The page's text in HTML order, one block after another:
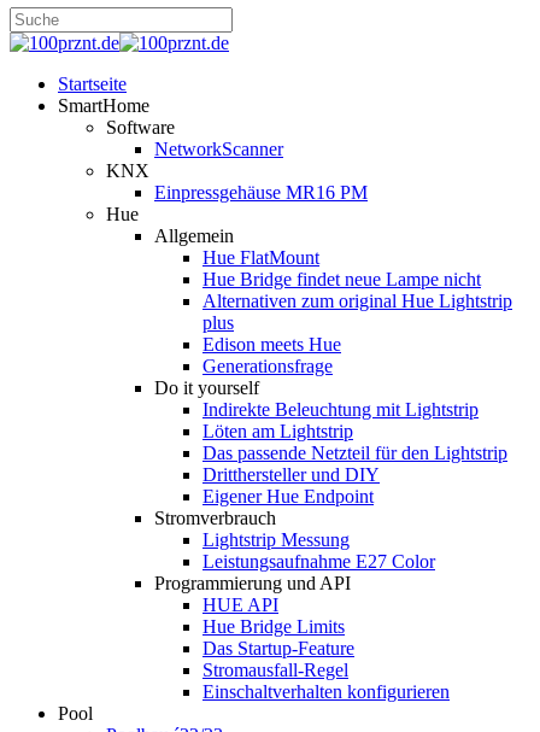
Startseite
SmartHome
Software
NetworkScanner
KNX
Einpressgehäuse MR16 PM
Hue
Allgemein
Hue FlatMount
Hue Bridge findet neue Lampe nicht
Alternativen zum original Hue Lightstrip
plus
Edison meets Hue
Generationsfrage
Do it yourself
Indirekte Beleuchtung mit Lightstrip
Löten am Lightstrip
Das passende Netzteil für den Lightstrip
Dritthersteller und DIY
Eigener Hue Endpoint
Stromverbrauch
Lightstrip Messung
Leistungsaufnahme E27 Color
Programmierung und API
HUE API
Hue Bridge Limits
Das Startup-Feature
Stromausfall-Regel
Einschaltverhalten konfigurieren
Pool